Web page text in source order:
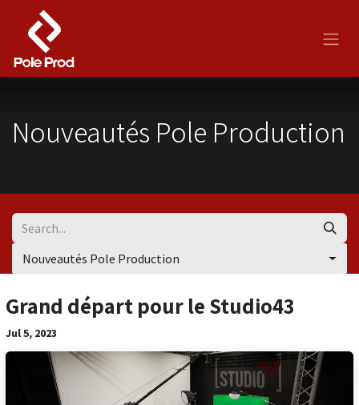
Skip to Content
Nouveautés Pole Production
Nouveautés Pole Production
Grand départ pour le Studio43
Jul 5, 2023